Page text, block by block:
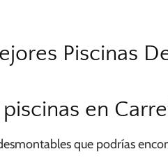
Piscinas
en
que podrías